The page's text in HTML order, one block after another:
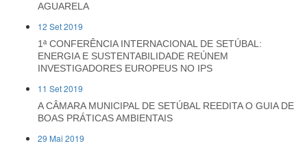
AGUARELA
12 Set 2019
1ª CONFERÊNCIA INTERNACIONAL DE SETÚBAL:
ENERGIA E SUSTENTABILIDADE REÚNEM
INVESTIGADORES EUROPEUS NO IPS
11 Set 2019
A CÂMARA MUNICIPAL DE SETÚBAL REEDITA O GUIA DE
BOAS PRÁTICAS AMBIENTAIS
29 Mai 2019